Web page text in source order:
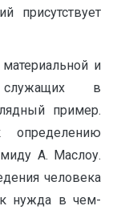
присутствует
и
служащих в
пример.
А. Маслоу.
человека
нужда в чем-